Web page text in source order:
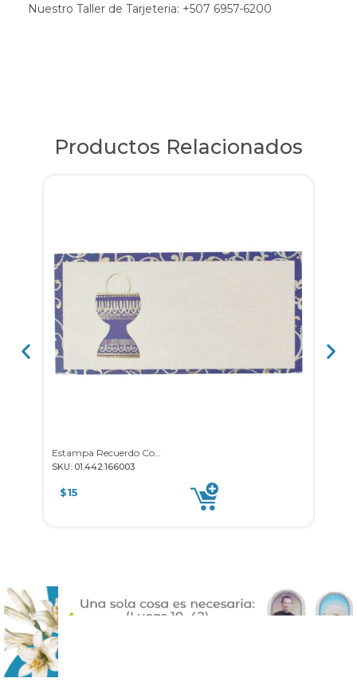
Nuestro Taller de Tarjeteria: +507 6957-6200
Productos Relacionados
SKU: 01.442.166003
$15